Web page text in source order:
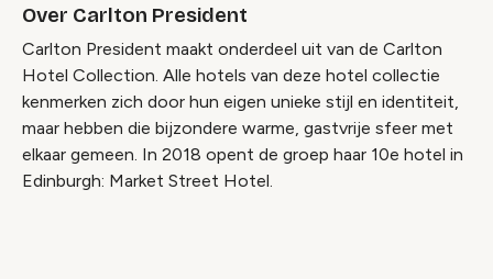
Over Carlton President
Carlton President maakt onderdeel uit van de Carlton
Hotel Collection. Alle hotels van deze hotel collectie
kenmerken zich door hun eigen unieke stijl en identiteit,
maar hebben die bijzondere warme, gastvrije sfeer met
elkaar gemeen. In 2018 opent de groep haar 10e hotel in
Edinburgh: Market Street Hotel.